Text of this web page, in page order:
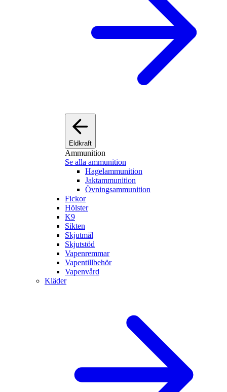
Eldkraft
Ammunition
Se alla ammunition
Hagelammunition
Jaktammunition
Övningsammunition
Fickor
Hölster
K9
Sikten
Skjutmål
Skjutstöd
Vapenremmar
Vapentillbehör
Vapenvård
Kläder